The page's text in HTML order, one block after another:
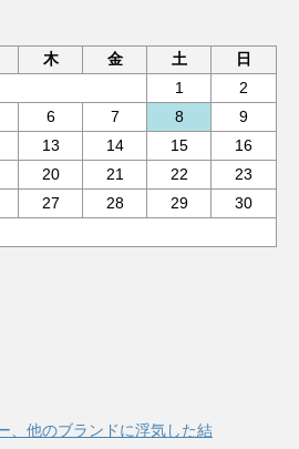
木 金 土
日
1
2
6 7 8
9
13 14 15
16
20 21 22
23
27 28 29
30
、他のブランドに浮気した結